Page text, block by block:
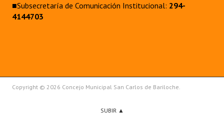
■Subsecretaría de Comunicación Institucional: 294-
4144703
Copyright © 2026 Concejo Municipal San Carlos de Bariloche.
SUBIR ▲